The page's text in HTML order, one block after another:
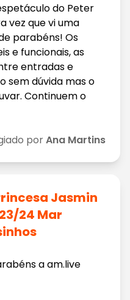
do Peter
vez que vi uma
parabéns! Os
e funcionais, as
entradas e
sem dúvida mas o
Continuem o
porAna Martins
Jasmin
24 Mar
a am.live